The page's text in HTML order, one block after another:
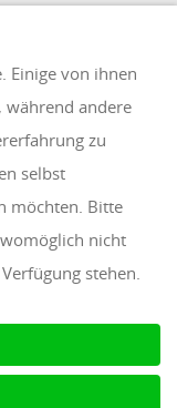
Einige von ihnen
während andere
zu
selbst
möchten. Bitte
nicht
stehen.